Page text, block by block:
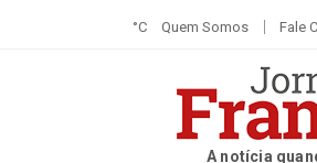
°C Quem Somos Fale
A notícia